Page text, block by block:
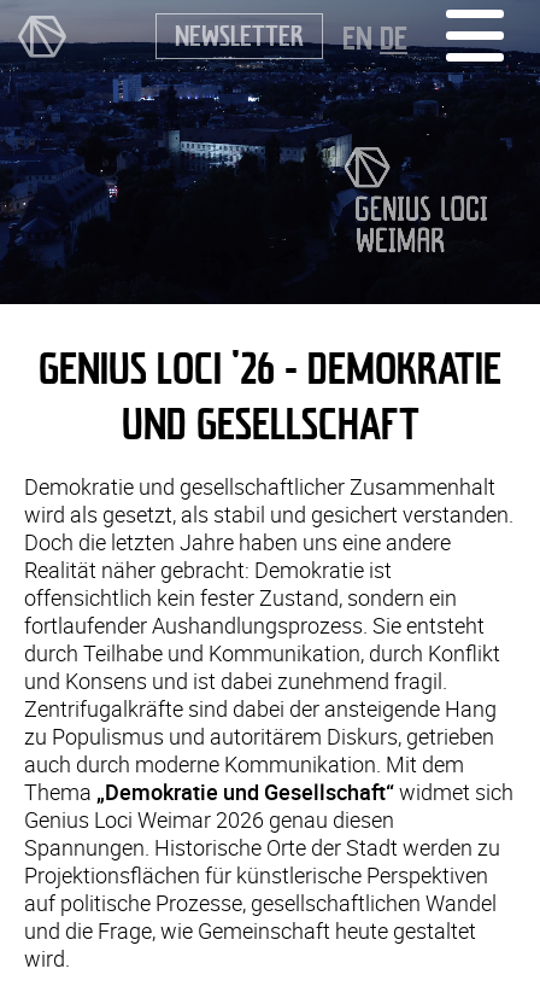
NEWSLETTER ENDE
GENIUS LOCI '26 - DEMOKRATIE
UND GESELLSCHAFT
Demokratie und gesellschaftlicher Zusammenhalt
wird als gesetzt, als stabil und gesichert verstanden.
Doch die letzten Jahre haben uns eine andere
Realität näher gebracht: Demokratie ist
offensichtlich kein fester Zustand, sondern ein
fortlaufender Aushandlungsprozess. Sie entsteht
durch Teilhabe und Kommunikation, durch Konflikt
und Konsens und ist dabei zunehmend fragil.
Zentrifugalkräfte sind dabei der ansteigende Hang
zu Populismus und autoritärem Diskurs, getrieben
auch durch moderne Kommunikation. Mit dem
Thema „Demokratie und Gesellschaft“widmet sich
Genius Loci Weimar 2026 genau diesen
Spannungen. Historische Orte der Stadt werden zu
Projektionsflächen für künstlerische Perspektiven
auf politische Prozesse, gesellschaftlichen Wandel
und die Frage, wie Gemeinschaft heute gestaltet
wird.